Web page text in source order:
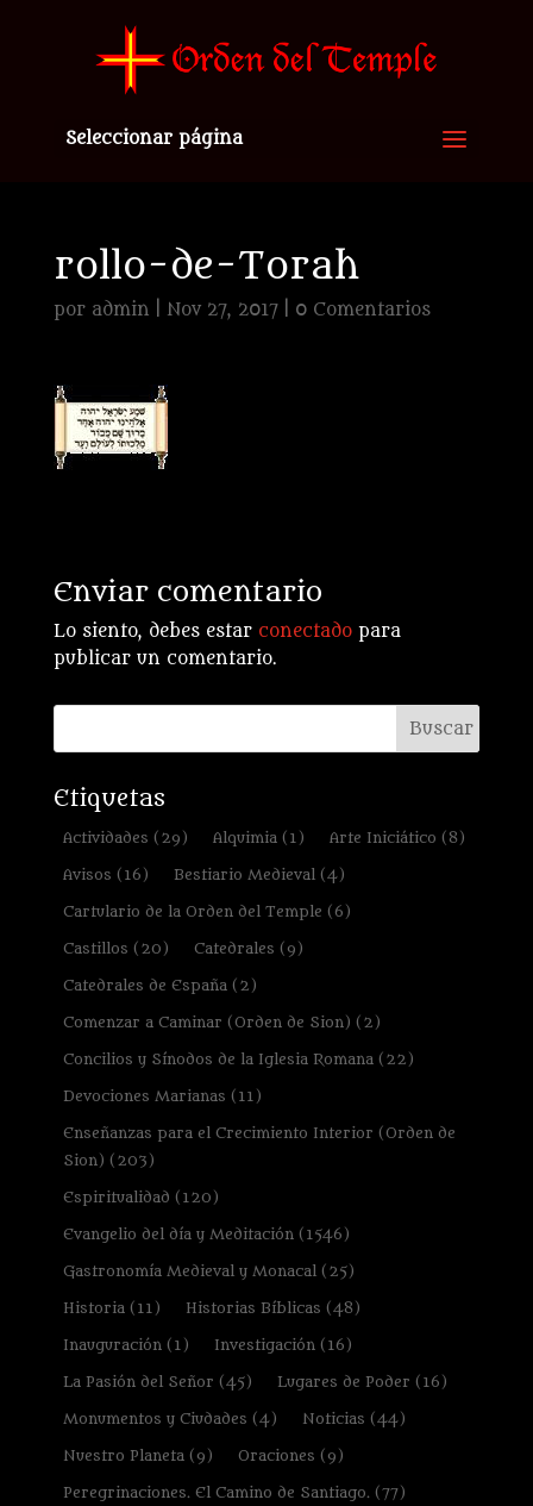
Seleccionar página
rollo-de-Torah
por admin Nov 27, 2017| 0 Comentarios
Enviar comentario
Lo siento, debes estar conectadopara
publicar un comentario.
Etiquetas
Actividades (29) Alquimia(1) Arte Iniciático (8)
Avisos (16) Bestiario Medieval(4)
Cartulario de la Orden del Temple (6)
Castillos (20) Catedrales (9)
Catedrales de España(2)
Comenzar a Caminar (Orden de Sion) (2)
Concilios y Sínodos de la Iglesia Romana(22)
Devociones Marianas (11)
Enseñanzas para el Crecimiento Interior (Orden de
Sion) (203)
Espiritualidad (120)
Evangelio del día y Meditación(1546)
Gastronomía Medieval y Monacal(25)
Historia(11) Historias Bíblicas (48)
Inauguración(1) Investigación(16)
La Pasión del Señor (45) Lugares de Poder (16)
Monumentos y Ciudades (4) Noticias (44)
Nuestro Planeta(9) Oraciones (9)
Peregrinaciones. El Camino de Santiago.(77)